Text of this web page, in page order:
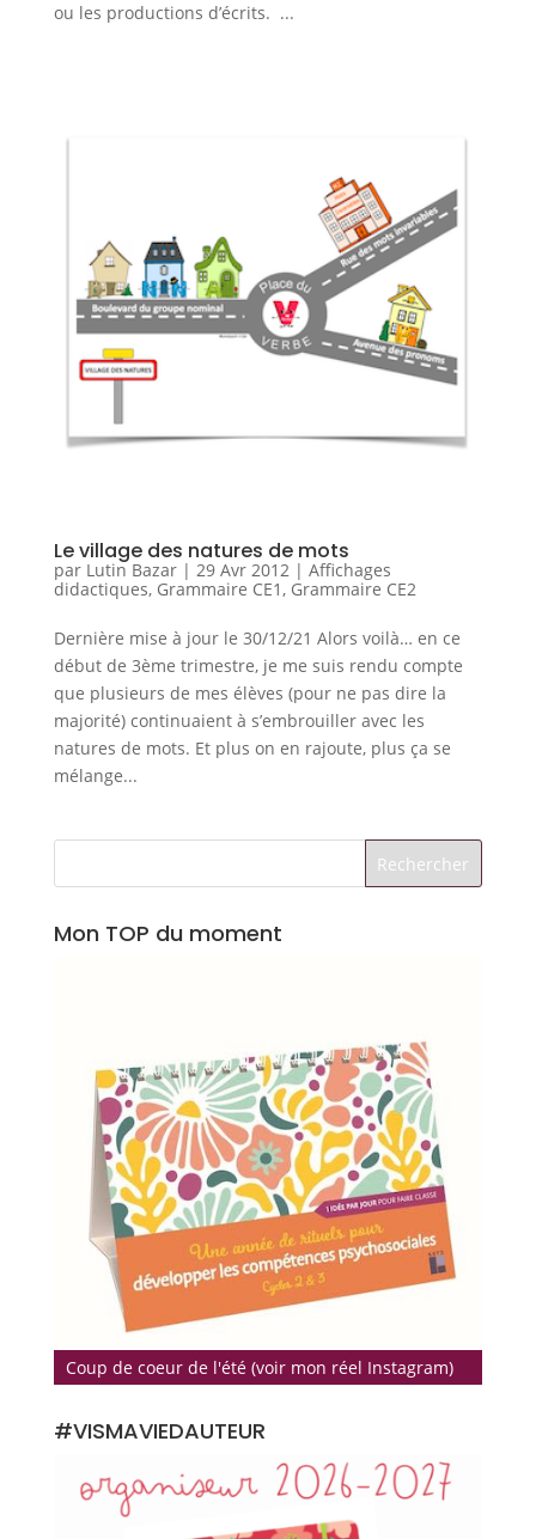
ou les productions d’écrits. ...
Le village des natures de mots
par Lutin Bazar| 29 Avr 2012 | Affichages
didactiques, Grammaire CE1 , Grammaire CE2
Dernière mise à jour le 30/12/21 Alors voilà… en ce
début de 3ème trimestre, je me suis rendu compte
que plusieurs de mes élèves (pour ne pas dire la
majorité) continuaient à s’embrouiller avec les
natures de mots. Et plus on en rajoute, plus ça se
mélange...
Mon TOP du moment
Coup de coeur de l'été (voir mon réel Instagram)
#VISMAVIEDAUTEUR